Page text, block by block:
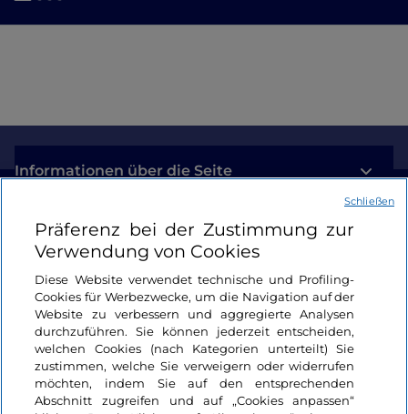
Informationen über die Seite
Nützliche Links
Login
Bleiben wir in Kontakt
Präferenz bei der Zustimmung zur
Verwendung von Cookies
Diese Website verwendet technische und Profiling-
Cookies für Werbezwecke, um die Navigation auf der
Website zu verbessern und aggregierte Analysen
durchzuführen. Sie können jederzeit entscheiden,
welchen Cookies (nach Kategorien unterteilt) Sie
zustimmen, welche Sie verweigern oder widerrufen
möchten, indem Sie auf den entsprechenden
Abschnitt zugreifen und auf „Cookies anpassen“
Schließen